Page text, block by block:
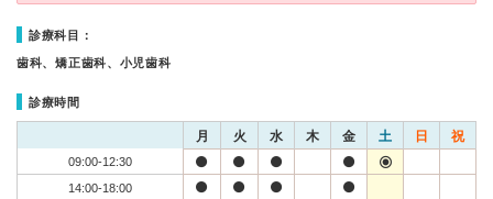
診療科目：
歯科、矯正歯科、小児歯科
診療時間
月 火 水 木 金 土 日 祝
09:00-12:30
14:00-18:00